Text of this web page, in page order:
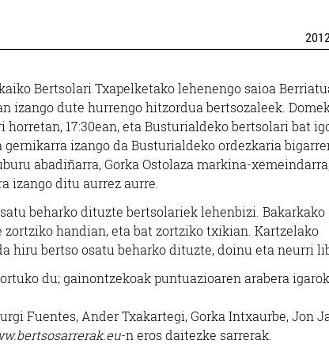
2012
Bertsolari Txapelketako lehenengo saioa
izango dute hurrengo hitzordua bertsozaleek.
17:30ean, eta Busturialdeko bertsolari bat
izango da Busturialdeko ordezkaria
abadiñarra, Gorka Ostolaza markina-
izango ditu aurrez aurre.
beharko dituzte bertsolariek lehenbizi. Bakarkako
handian, eta bat zortziko txikian. Kartzelako
hiru bertso osatu beharko dituzte, doinu eta neurri
du; gainontzekoak puntuazioaren arabera
Fuentes, Ander Txakartegi, Gorka Intxaurbe, Jon
-n eros daitezke sarrerak.